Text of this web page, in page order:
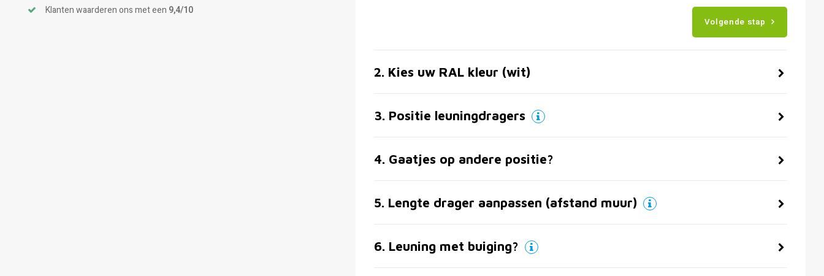
Klanten waarderen ons met een 9,4/10
Volgende stap
2. Kies uw RAL kleur (wit)
3. Positie leuningdragers
4. Gaatjes op andere positie?
5. Lengte drager aanpassen (afstand muur)
6. Leuning met buiging?